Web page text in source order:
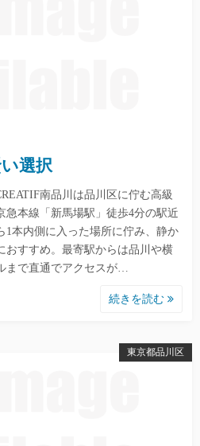
選択
南品川は品川区に佇む高級
急本線「新馬場駅」徒歩4分の駅近
1本内側に入った場所に佇み、静か
おすすめ。最寄駅からは品川や横
まで直通でアクセスが…
続きを読む
東京都品川区